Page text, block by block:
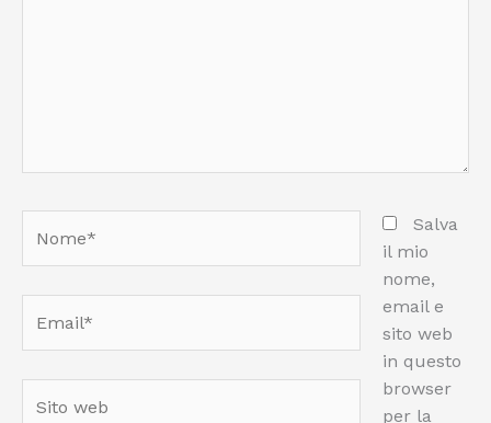
Salva
il mio
nome,
email e
sito web
in questo
browser
per la